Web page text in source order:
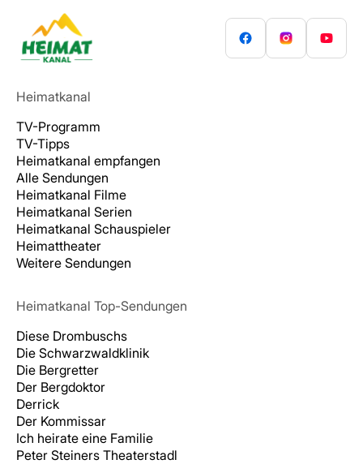
Heimatkanal
TV-Programm
TV-Tipps
Heimatkanal empfangen
Alle Sendungen
Heimatkanal Filme
Heimatkanal Serien
Heimatkanal Schauspieler
Heimattheater
Weitere Sendungen
Heimatkanal Top-Sendungen
Diese Drombuschs
Die Schwarzwaldklinik
Die Bergretter
Der Bergdoktor
Derrick
Der Kommissar
Ich heirate eine Familie
Peter Steiners Theaterstadl